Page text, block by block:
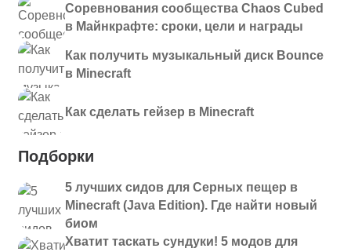
Соревнования сообщества Chaos Cubed
в Майнкрафте: сроки, цели и награды
Как получить музыкальный диск Bounce
в Minecraft
Как сделать гейзер в Minecraft
Подборки
5 лучших сидов для Серных пещер в
Minecraft (Java Edition). Где найти новый
биом
Хватит таскать сундуки! 5 модов для